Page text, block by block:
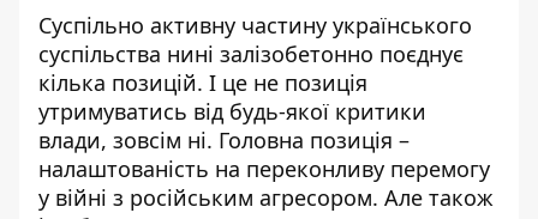
Суспільно активну частину українського
суспільства нині залізобетонно поєднує
кілька позицій. І це не позиція
утримуватись від будь-якої критики
влади, зовсім ні. Головна позиція –
налаштованість на переконливу перемогу
у війні з російським агресором. Але також